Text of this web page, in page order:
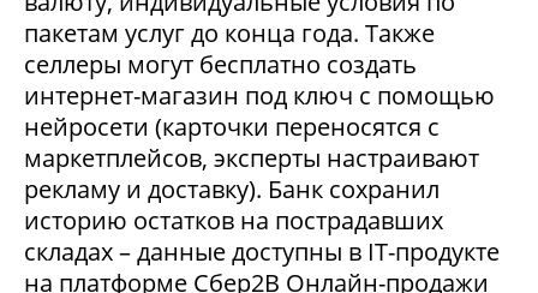
пакетам услуг до конца года. Также
селлеры могут бесплатно создать
интернет-магазин под ключ с помощью
нейросети (карточки переносятся с
маркетплейсов, эксперты настраивают
рекламу и доставку). Банк сохранил
историю остатков на пострадавших
складах – данные доступны в IT-продукте
на платформе Сбер2В Онлайн-продажи